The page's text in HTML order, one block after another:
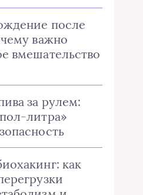
после
важно
вмешательство
за рулем:
литра»
как